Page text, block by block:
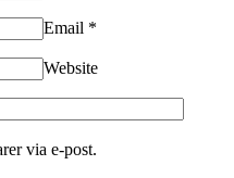
Email *
Website
via e-post.